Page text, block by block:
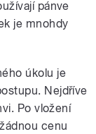
pánve
je mnohdy
úkolu je
Nejdříve
Po vložení
cenu